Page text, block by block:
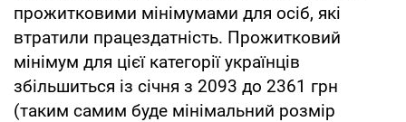
прожитковими мінімумами для осіб, які
втратили працездатність. Прожитковий
мінімум для цієї категорії українців
збільшиться із січня з 2093 до 2361 грн
(таким самим буде мінімальний розмір